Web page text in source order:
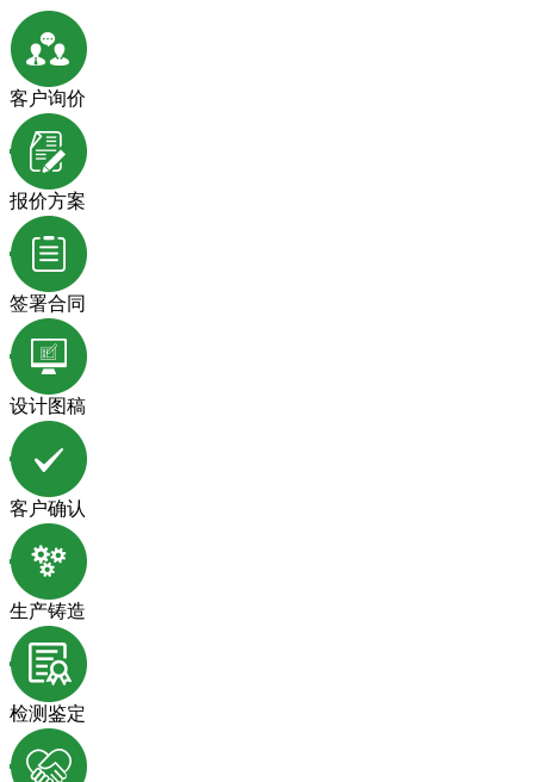
客户询价
报价方案
签署合同
设计图稿
客户确认
生产铸造
检测鉴定